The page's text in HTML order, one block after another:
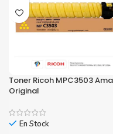
Toner Ricoh MPC3503
Original
En Stock